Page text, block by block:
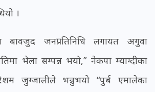
।
बावजुद जनप्रतिनिधि लगायत अगुवा
भेला सम्पन्न भयो,” नेकपा म्याग्दीका
जुग्जालीले भन्नुभयो “पुर्ब एमालेका